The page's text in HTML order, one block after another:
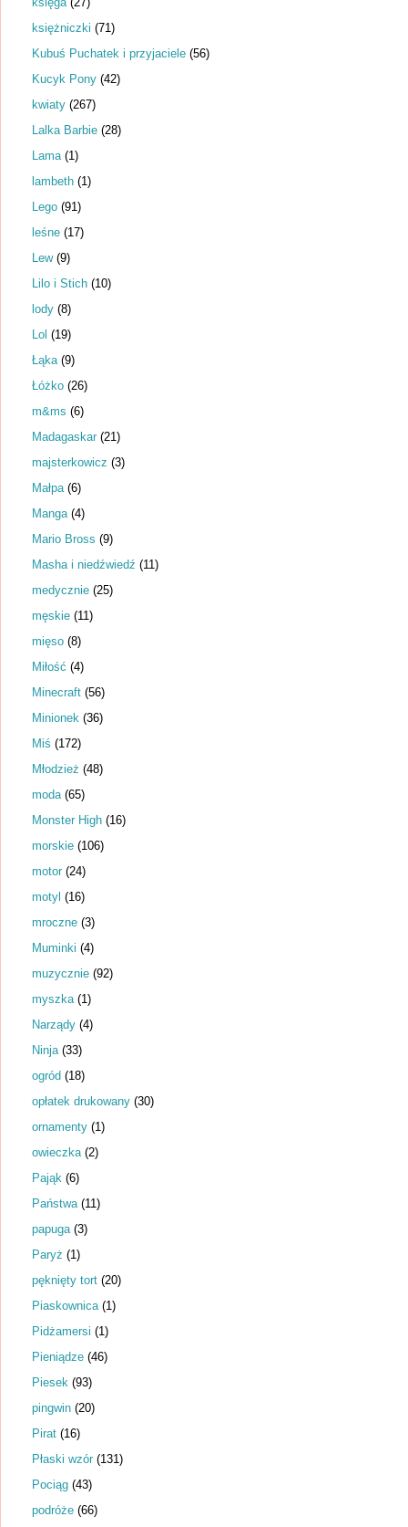
księżniczki (71)
Kubuś Puchatek i przyjaciele (56)
Kucyk Pony (42)
kwiaty (267)
Lalka Barbie (28)
Lama (1)
lambeth (1)
Lego (91)
leśne (17)
Lew (9)
Lilo i Stich (10)
lody (8)
Lol (19)
Łąka (9)
Łóżko (26)
m&ms (6)
Madagaskar (21)
majsterkowicz (3)
Małpa (6)
Manga (4)
Mario Bross (9)
Masha i niedźwiedź (11)
medycznie (25)
męskie (11)
mięso (8)
Miłość (4)
Minecraft (56)
Minionek (36)
Miś (172)
Młodzież (48)
moda (65)
Monster High (16)
morskie (106)
motor (24)
motyl (16)
mroczne (3)
Muminki (4)
muzycznie (92)
myszka (1)
Narządy (4)
Ninja (33)
ogród (18)
opłatek drukowany (30)
ornamenty (1)
owieczka (2)
Pająk (6)
Państwa (11)
papuga (3)
Paryż (1)
pęknięty tort (20)
Piaskownica (1)
Pidżamersi (1)
Pieniądze (46)
Piesek (93)
pingwin (20)
Pirat (16)
Płaski wzór (131)
Pociąg (43)
podróże (66)